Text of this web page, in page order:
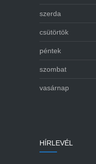
szerda
csütörtök
péntek
szombat
vasárnap
HÍRLEVÉL